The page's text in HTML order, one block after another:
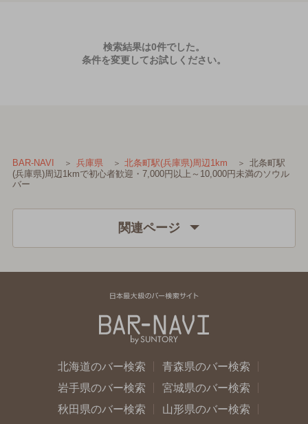
検索結果は0件でした。
条件を変更してお試しください。
BAR-NAVI 兵庫県 北条町駅(兵庫県)周辺1km
北条町駅
(兵庫県)周辺1kmで初心者歓迎・7,000円以上～10,000円未満のソウル
バー
関連ページ
北海道のバー検索
青森県のバー検索
岩手県のバー検索
宮城県のバー検索
秋田県のバー検索
山形県のバー検索